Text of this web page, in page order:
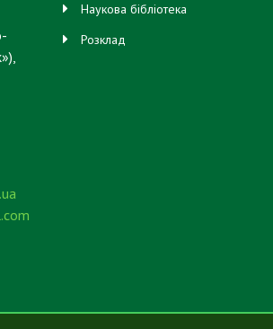
Наукова бібліотека
Розклад